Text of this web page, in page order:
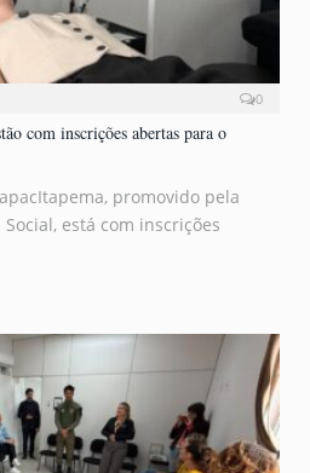
0
com inscrições abertas para o
promovido pela
está com inscrições